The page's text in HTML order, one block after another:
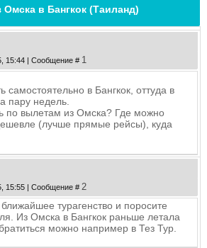
в Бангкок (Таиланд)
15:44 | Сообщение # 1
самостоятельно в Бангкок, оттуда в
пару недель.
по вылетам из Омска? Где можно
(лучше прямые рейсы), куда
15:55 | Сообщение # 2
ближайшее турагенство и поросите
Из Омска в Бангкок раньше летала
можно например в Тез Тур.